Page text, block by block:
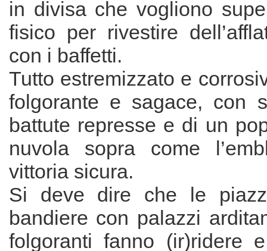
in divisa che vogliono
fisico per rivestire
con i baffetti.
Tutto estremizzato e
folgorante e sagace, con
battute represse e di un
nuvola sopra come
vittoria sicura.
Si deve dire che le
bandiere con palazzi
folgoranti fanno (ir)ridere